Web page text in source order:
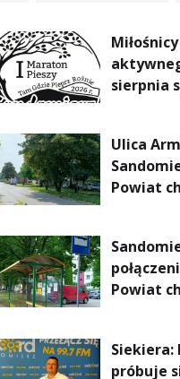
sierpnia
Rośnie”
Ulica
Powiat
Powiat
Siekiera:
próbuje